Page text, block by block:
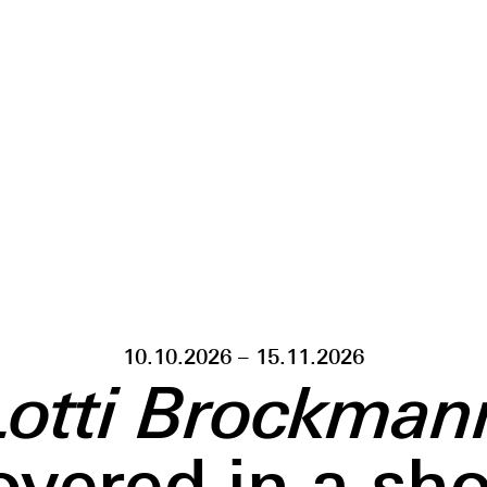
10.10.2026 – 15.11.2026